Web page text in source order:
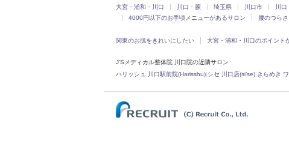
大宮・浦和・川口 川口・蕨 埼玉県 川口市 川口
4000円以下のお手頃メニューがあるサロン
腰のつら
関東のお肌をきれいにしたい 大宮・浦和・川口のポイント
J'Sメディカル整体院 川口院の近隣サロン
ハリッシュ 川口駅前院(Harisshu)|シセ 川口店(si’se)| きらめき